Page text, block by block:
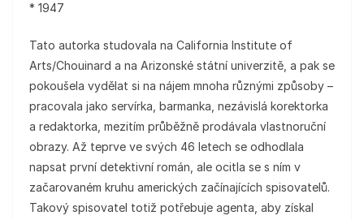
* 1947
Tato autorka studovala na California Institute of
Arts/Chouinard a na Arizonské státní univerzitě, a pak se
pokoušela vydělat si na nájem mnoha různými způsoby –
pracovala jako servírka, barmanka, nezávislá korektorka
a redaktorka, mezitím průběžně prodávala vlastnoruční
obrazy. Až teprve ve svých 46 letech se odhodlala
napsat první detektivní román, ale ocitla se s ním v
začarovaném kruhu amerických začínajících spisovatelů.
Takový spisovatel totiž potřebuje agenta, aby získal